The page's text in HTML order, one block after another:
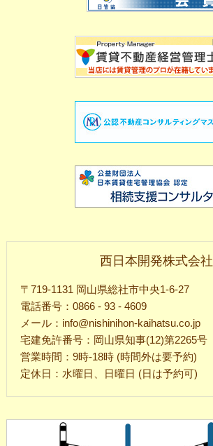
西日本開発株式会社
〒719-1131 岡山県総社市中央1-6-27
電話番号：0866 - 93 - 4609
メール：info@nishinihon-kaihatsu.co.jp
宅建免許番号：岡山県知事(12)第2265号
営業時間：9時-18時 (時間外は要予約)
定休日：水曜日、日曜日 (日は予約可)